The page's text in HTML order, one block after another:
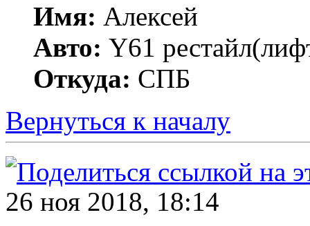
Имя: Алексей
Авто: Y61
Откуда: СПБ
Вернуться к началу
26 ноя 2018, 18:14